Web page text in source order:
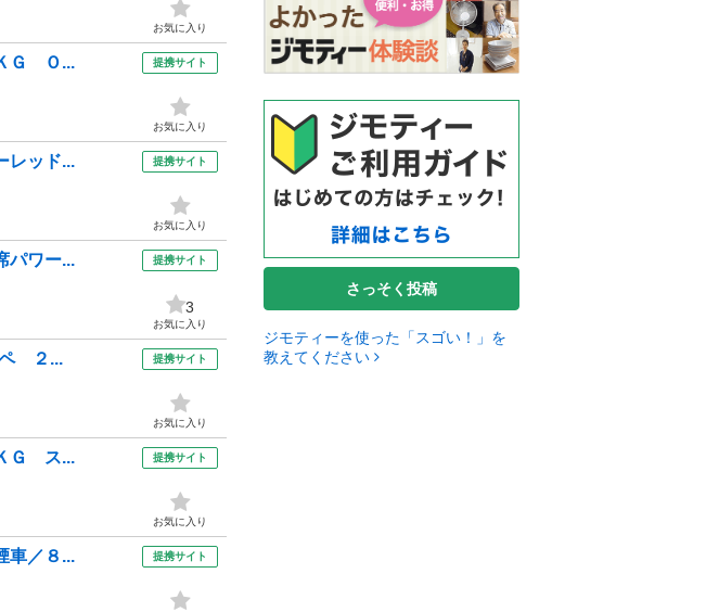
お気に入り
Ｇ Ｏ... 提携サイト
お気に入り
レッド... 提携サイト
お気に入り
パワー... 提携サイト
3
お気に入り
ペ ２... 提携サイト
お気に入り
Ｇ ス... 提携サイト
お気に入り
車／８... 提携サイト
さっそく投稿
ジモティーを使った「スゴい！」を
教えてください